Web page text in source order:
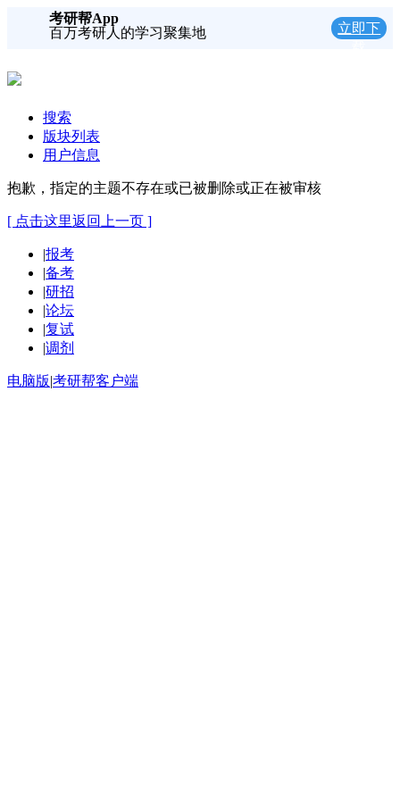
考研帮App
百万考研人的学习聚集地
立即下
搜索
版块列表
用户信息
抱歉，指定的主题不存在或已被删除或正在被审核
[ 点击这里返回上一页 ]
|报考
|备考
|研招
|论坛
|复试
|调剂
电脑版|考研帮客户端